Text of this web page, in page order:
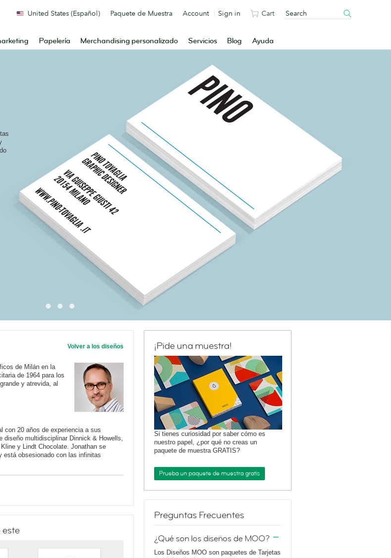
Papelería Merchandising personalizado Servicios Blog Ayuda
United States (Español) Paquete de Muestra Account Sign in Cart
Volver a los diseños
de Milán en la
de 1964 para los
y atrevida, al
con 20 años de experiencia a sus
diseño multidisciplinar Dinnick & Howells,
y Lindt Chocolate. Jonathan se
está obsesionado con las infinitas
este
¡Pide una muestra!
Si tienes curiosidad por saber cómo es
nuestro papel, ¿por qué no creas un
paquete de muestra GRATIS?
Prueba un paquete de muestra gratis
Preguntas Frecuentes
¿Qué son los diseños de MOO?
Los Diseños MOO son paquetes de Tarjetas